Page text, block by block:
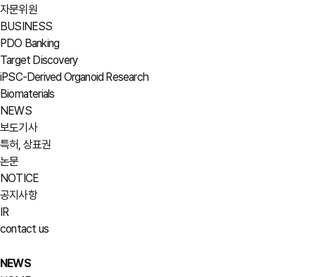
자문위원
BUSINESS
PDO Banking
Target Discovery
iPSC-Derived Organoid Research
Biomaterials
NEWS
보도기사
특허, 상표권
논문
NOTICE
공지사항
IR
contact us
NEWS